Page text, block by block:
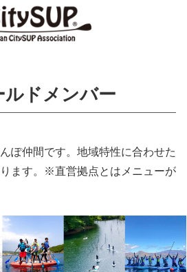
ルドメンバー
ぽ仲間です。地域特性に合わせた
ます。※直営拠点とはメニューが